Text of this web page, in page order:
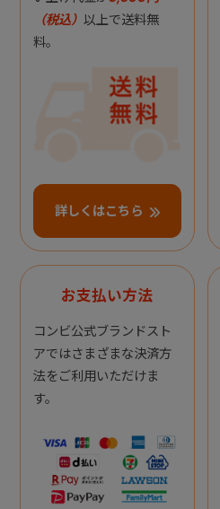
（税込） 以上で送料無
料。
詳しくはこちら
お支払い方法
コンビ公式ブランドスト
アではさまざまな決済方
法をご利用いただけま
す。